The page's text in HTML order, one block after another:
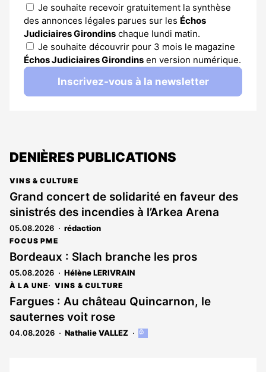
Je souhaite recevoir gratuitement la synthèse
des annonces légales parues sur les Échos
Judiciaires Girondins chaque lundi matin.
Je souhaite découvrir pour 3 mois le magazine
Échos Judiciaires Girondins en version numérique.
Inscrivez-vous à la newsletter
DENIÈRES PUBLICATIONS
VINS & CULTURE
Grand concert de solidarité en faveur des
sinistrés des incendies à l’Arkea Arena
05.08.2026 rédaction
FOCUS PME
Bordeaux : Slach branche les pros
05.08.2026 Hélène LERIVRAIN
À LA UNE VINS & CULTURE
Fargues : Au château Quincarnon, le
sauternes voit rose
04.08.2026 Nathalie VALLEZ
Cet